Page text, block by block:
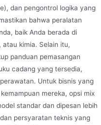
dan pengontrol logika yang
bahwa peralatan
baik Anda berada di
kimia. Selain itu,
panduan pemasangan
cadang yang tersedia,
Untuk bisnis yang
mereka, opsi mix
standar dan dipesan lebih
persyaratan teknis yang